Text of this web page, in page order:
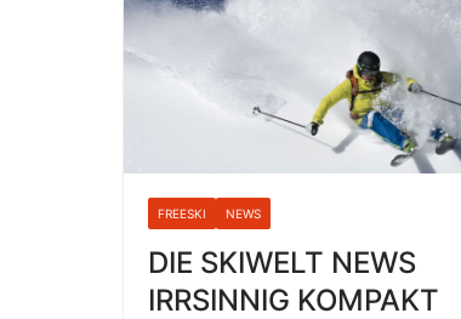
FREESKI NEWS
DIE SKIWELT NEWS
IRRSINNIG KOMPAKT